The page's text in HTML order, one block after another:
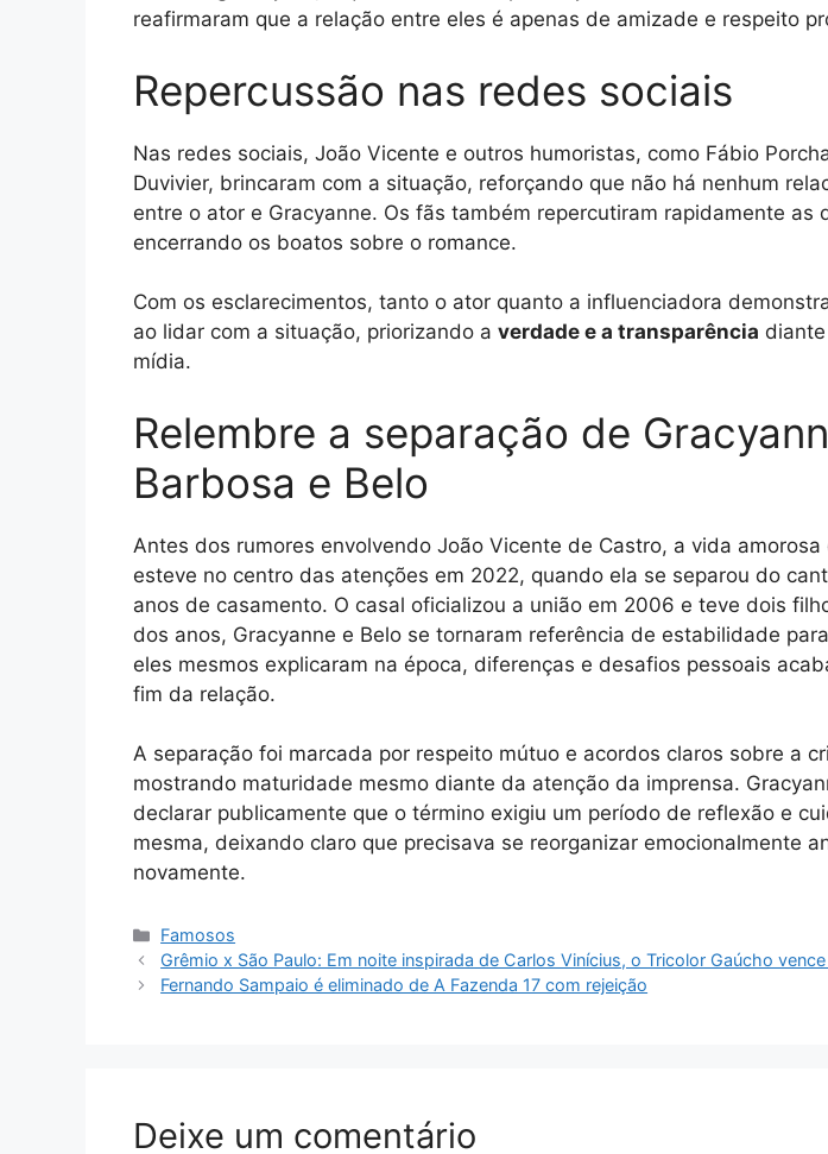
reafirmaram que a relação entre eles é apenas de amizade e respeito
Repercussão nas redes sociais
Nas redes sociais, João Vicente e outros humoristas, como Fábio
Duvivier, brincaram com a situação, reforçando que não há nenhum
entre o ator e Gracyanne. Os fãs também repercutiram rapidamente as
encerrando os boatos sobre o romance.
Com os esclarecimentos, tanto o ator quanto a influenciadora
ao lidar com a situação, priorizando a verdade e a transparência
mídia.
Relembre a separação de
Barbosa e Belo
Antes dos rumores envolvendo João Vicente de Castro, a vida amorosa
esteve no centro das atenções em 2022, quando ela se separou do
anos de casamento. O casal oficializou a união em 2006 e teve dois
dos anos, Gracyanne e Belo se tornaram referência de estabilidade
eles mesmos explicaram na época, diferenças e desafios pessoais
fim da relação.
A separação foi marcada por respeito mútuo e acordos claros sobre a
mostrando maturidade mesmo diante da atenção da imprensa.
declarar publicamente que o término exigiu um período de reflexão e
mesma, deixando claro que precisava se reorganizar emocionalmente
novamente.
Categorias
Famosos
Grêmio x São Paulo: Em noite inspirada de Carlos Vinícius, o Tricolor Gaúcho
Fernando Sampaio é eliminado de A Fazenda 17 com rejeição
Deixe um comentário